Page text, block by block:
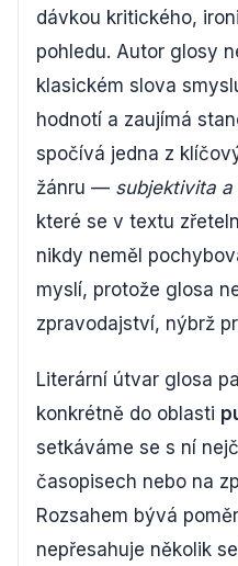
dávkou kritického,
pohledu. Autor glosy
klasickém slova
hodnotí a zaujímá
spočívá jedna z
žánru — subjektivita
které se v textu
nikdy neměl
myslí, protože glosa
zpravodajství, nýbrž
Literární útvar glosa
konkrétně do oblasti
setkáváme se s ní
časopisech nebo na
Rozsahem bývá
nepřesahuje několik